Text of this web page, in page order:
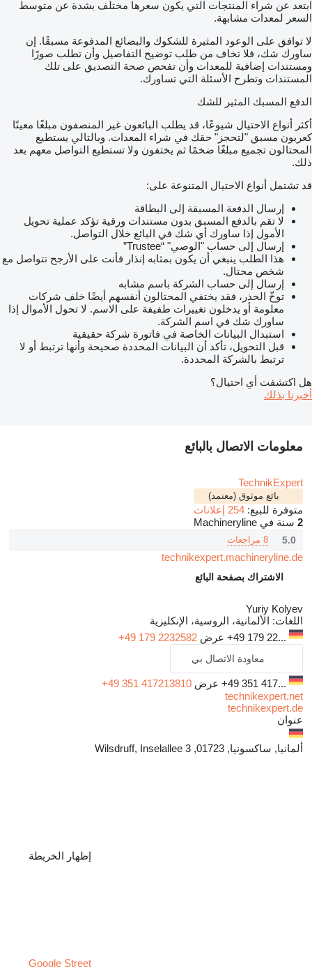
ابتعد عن شراء المنتجات التي يكون سعرها مختلف بشدة عن متوسط
السعر لمعدات مشابهة.
لا توافق على الوعود المثيرة للشكوك والبضائع المدفوعة مسبقًا. إن
ساورك شك، فلا تخاف من طلب توضيح التفاصيل وأن تطلب صورًا
ومستندات إضافية للمعدات وأن تفحص صحة التصديق على تلك
المستندات وتطرح الأسئلة التي تساورك.
الدفع المسبك المثير للشك
أكثر أنواع الاحتيال شيوعًا، قد يطلب البائعون غير المنصفون مبلغًا معينًا
كعربون مسبق "لتحجز" حقك في شراء المعدات. وبالتالي يستطيع
المحتالون تجميع مبلغًا ضخمًا ثم يختفون ولا تستطيع التواصل معهم بعد
ذلك.
قد تشتمل أنواع الاحتيال المتنوعة على:
إرسال الدفعة المسبقة إلى البطاقة
لا تقم بالدفع المسبق بدون مستندات ورقية تؤكد عملية تحويل
الأمول إذا ساورك أي شك في البائع خلال التواصل.
إرسال إلى حساب "الوصي" “Trustee”
هذا الطلب ينبغي أن يكون بمثابه إنذار فأنت على الأرجح تتواصل مع
شخص محتال.
إرسال إلى حساب الشركة باسم مشابه
توخّ الحذر، فقد يختفي المحتالون أنفسهم أيضًا خلف شركات
معلومة أو يدخلون تغييرات طفيفة على الاسم. لا تحول الأموال إذا
ساورك شك في اسم الشركة.
استبدال البيانات الخاصة في فاتورة شركة حقيقية
قبل التحويل، تأكد أن البيانات المحددة صحيحة وأنها ترتبط أو لا
ترتبط بالشركة المحددة.
هل اكتشفت أي احتيال؟
أخبرنا بذلك
معلومات الاتصال بالبائع
TechnikExpert
بائع موثوق (معتمد)
متوفرة للبيع: 254 إعلانات
2 سنة في Machineryline
5.0 8 مراجعات
technikexpert.machineryline.de
الاشتراك بصفحة البائع
Yuriy Kolyev
اللغات: الألمانية، الروسية، الإنكليزية
+49 179 22... عرض +49 179 2232582
معاودة الاتصال بي
+49 351 417... عرض +49 351 417213810
technikexpert.net
technikexpert.de
عنوان
ألمانيا, ساكسونيا, 01723, Wilsdruff, Inselallee 3
إظهار الخريطة
Google Street